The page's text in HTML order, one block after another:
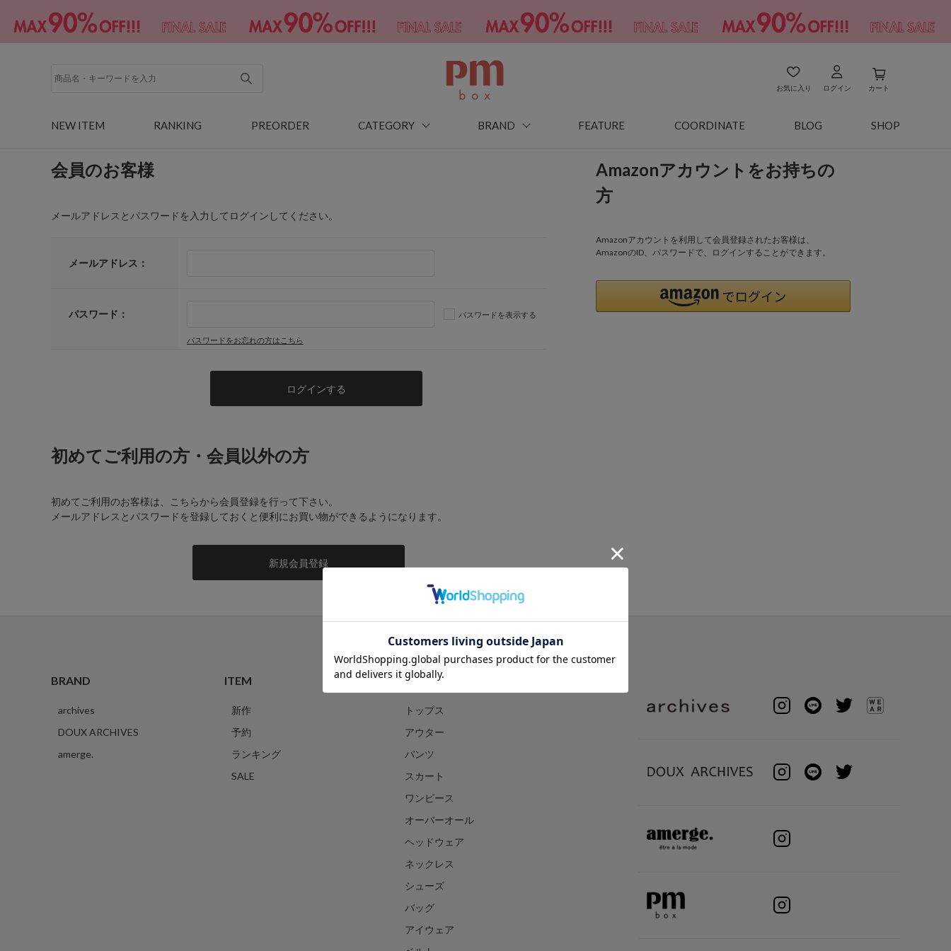
お気に入り ログイン カート
NEW ITEM RANKING PREORDER CATEGORY BRAND FEATURE COORDINATE BLOG SHOP
会員のお客様
メールアドレスとパスワードを入力してログインしてください。
メールアドレス：
パスワード： パスワードを表示する
パスワードをお忘れの方はこちら
Amazonアカウントをお持ちの
方
Amazonアカウントを利用して会員登録されたお客様は、
AmazonのID、パスワードで、ログインすることができます。
初めてご利用の方・会員以外の方
初めてご利用のお客様は、こちらから会員登録を行って下さい。
メールアドレスとパスワードを登録しておくと便利にお買い物ができるようになります。
BRAND
archives
DOUX ARCHIVES
amerge.
ITEM
新作
予約
ランキング
SALE
CATEGORY
トップス
アウター
パンツ
スカート
ワンピース
オーバーオール
ヘッドウェア
ネックレス
シューズ
バッグ
アイウェア